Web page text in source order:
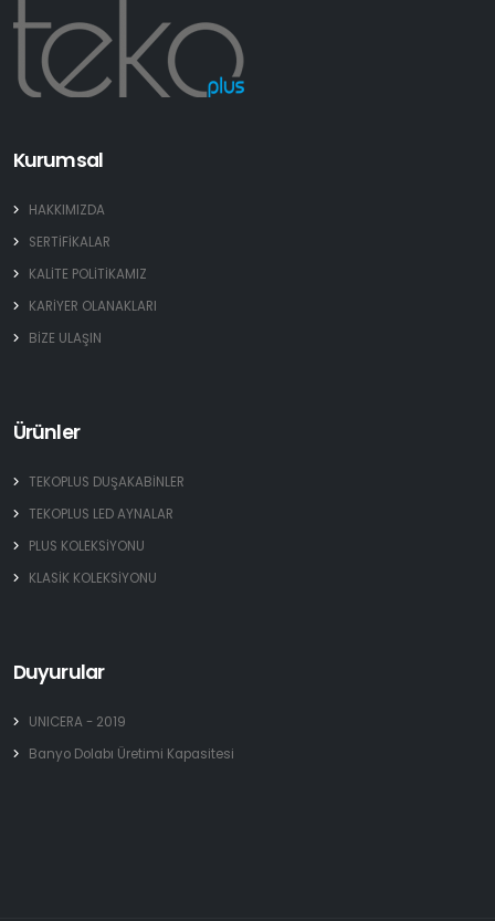
Kurumsal
HAKKIMIZDA
SERTİFİKALAR
KALİTE POLİTİKAMIZ
KARİYER OLANAKLARI
BİZE ULAŞIN
Ürünler
TEKOPLUS DUŞAKABİNLER
TEKOPLUS LED AYNALAR
PLUS KOLEKSİYONU
KLASİK KOLEKSİYONU
Duyurular
UNICERA - 2019
Banyo Dolabı Üretimi Kapasitesi